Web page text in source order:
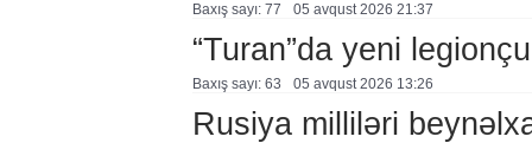
Baxış sayı: 77 05 avqust 2026 21:37
“Turan”da yeni legionçu
Baxış sayı: 63 05 avqust 2026 13:26
Rusiya milliləri